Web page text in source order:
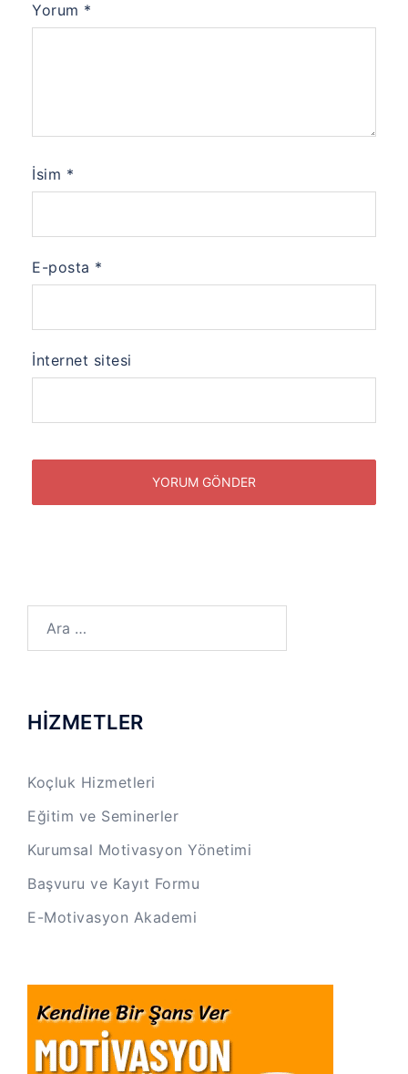
Yorum *
İsim *
E-posta *
İnternet sitesi
HİZMETLER
Koçluk Hizmetleri
Eğitim ve Seminerler
Kurumsal Motivasyon Yönetimi
Başvuru ve Kayıt Formu
E-Motivasyon Akademi